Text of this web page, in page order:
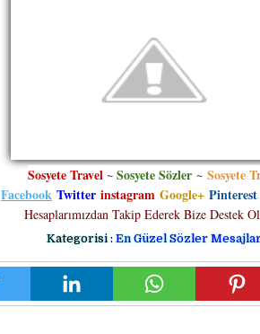
Sosyete Travel~Sosyete Sözler ~ Sosyete
Facebook Twitter instagram Google+ Pinterest
Hesaplarımızdan Takip Ederek Bize Destek
Kategorisi : En Güzel Sözler